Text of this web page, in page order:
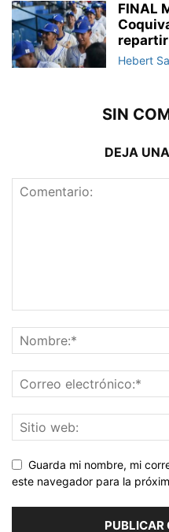
FINAL
Hebert
SIN
DEJA
Guarda mi nombre, mi
este navegador para la